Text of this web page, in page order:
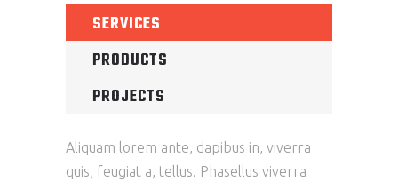
SERVICES
PRODUCTS
PROJECTS
Aliquam lorem ante, dapibus in, viverra
quis, feugiat a, tellus. Phasellus viverra